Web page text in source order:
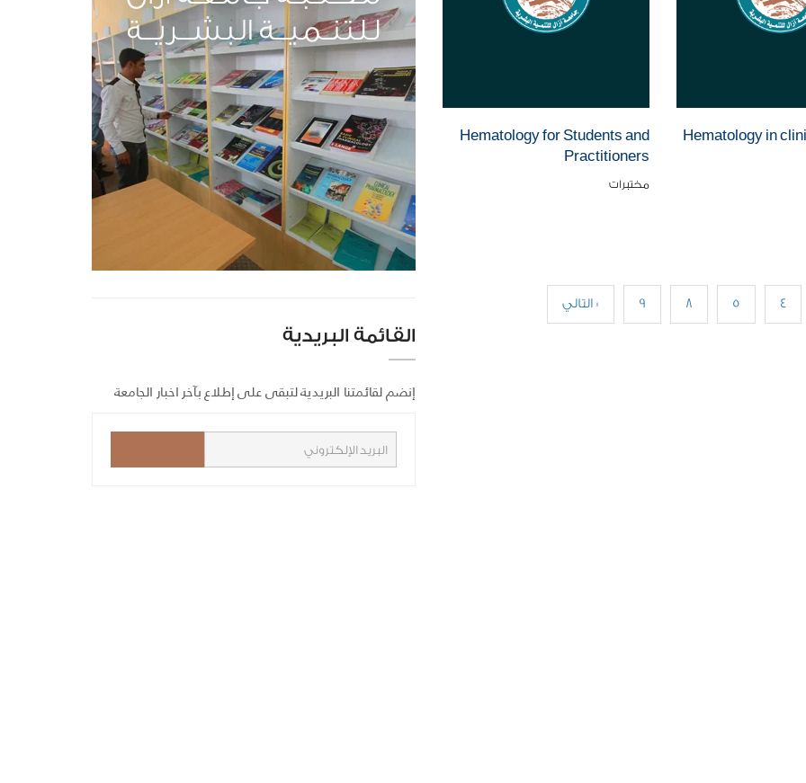
Hematology in
Hematology for Students and
Practitioners
مختبرات
4
5
8
9 التالي »
القائمة البريدية
إنضم لقائمتنا البريدية لتبقى على إطلاع بآخر اخبار الجامعة